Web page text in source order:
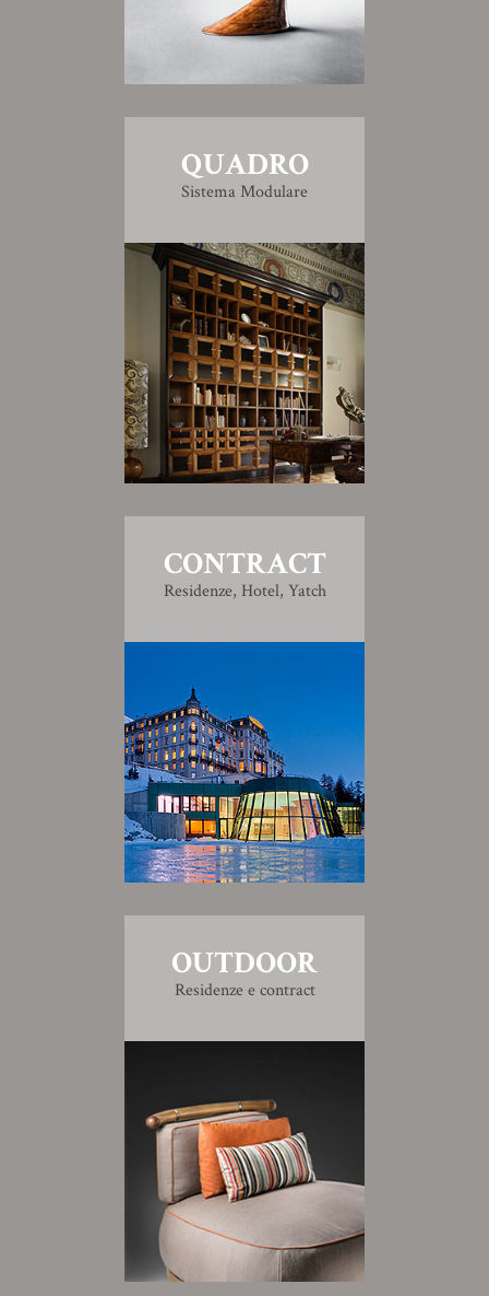
QUADRO
Sistema Modulare
CONTRACT
Residenze, Hotel, Yatch
OUTDOOR
Residenze e contract